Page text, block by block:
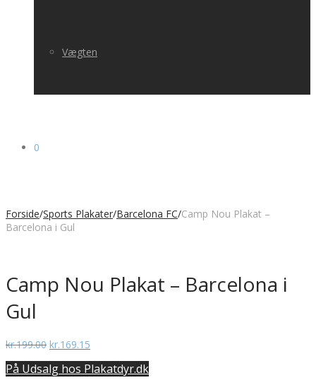
Vægten
0
Forside/Sports Plakater/Barcelona FC/Camp Nou Plakat –
Barcelona i Gul
Camp Nou Plakat – Barcelona i
Gul
kr.199.00 Den
pris
kr.169.15
pris
På Udsalg hos Plakatdyr.dk